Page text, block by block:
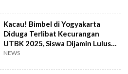
Kacau! Bimbel di Yogyakarta
Diduga Terlibat Kecurangan
UTBK 2025, Siswa Dijamin Lulus
100 Persen
NEWS